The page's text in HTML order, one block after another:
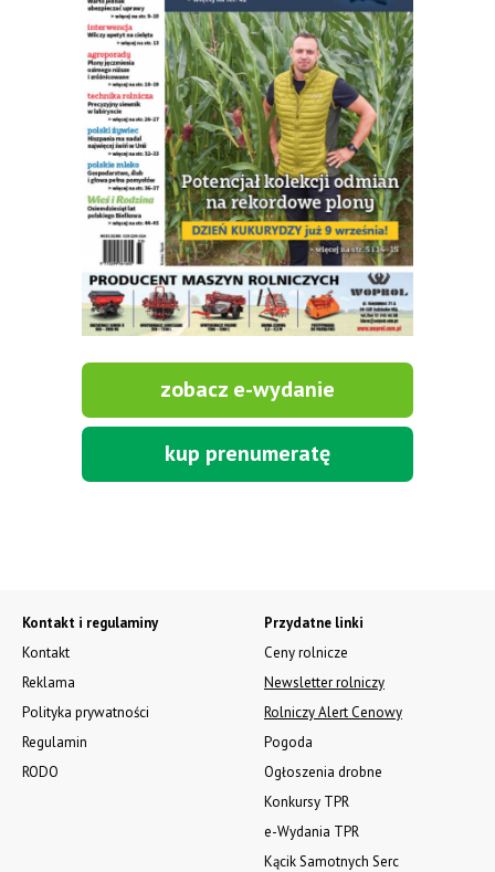
zobacz e-wydanie
kup prenumeratę
Kontakt i regulaminy
Kontakt
Reklama
Polityka prywatności
Regulamin
RODO
Przydatne linki
Ceny rolnicze
Newsletter rolniczy
Rolniczy Alert Cenowy
Pogoda
Ogłoszenia drobne
Konkursy TPR
e-Wydania TPR
Kącik Samotnych Serc